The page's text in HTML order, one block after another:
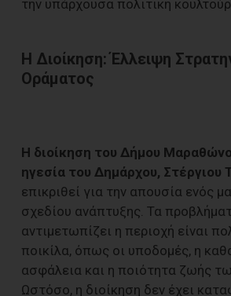
την υπάρχουσα πολιτική
Η Διοίκηση: Έλλειψη
Οράματος
Η διοίκηση του Δήμου
ηγεσία του Δημάρχου, Στέργιου
επικριθεί για την απουσία ενός
σχεδίου ανάπτυξης. Τα
αντιμετωπίζει η περιοχή είναι
ποικίλα, όπως οι υποδομές, η
ασφάλεια και η ποιότητα ζωής
Ωστόσο, η διοίκηση δεν έχει